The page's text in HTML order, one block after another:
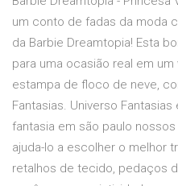
um conto de fadas da moda
da Barbie Dreamtopia! Esta
para uma ocasião real em
estampa de floco de neve,
Fantasias. Universo
fantasia em são paulo
ajuda-lo a escolher o melhor
retalhos de tecido, pedaços